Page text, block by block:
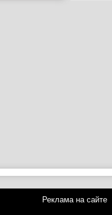
Реклама на сайте